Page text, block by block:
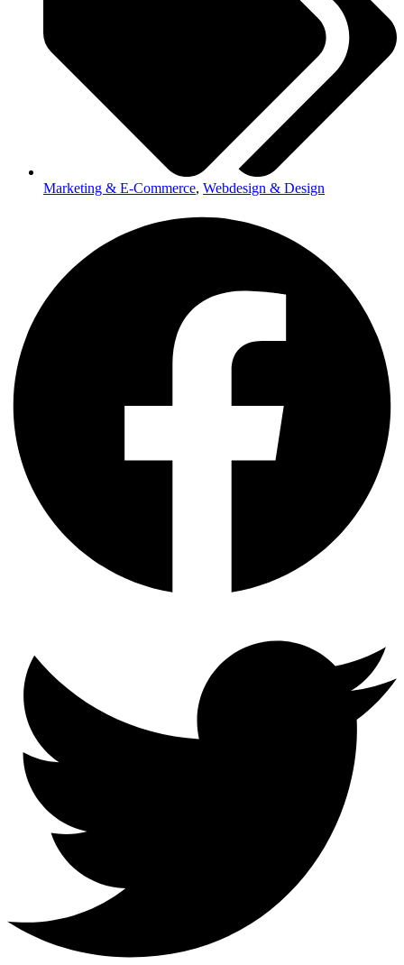
Marketing & E-Commerce, Webdesign & Design